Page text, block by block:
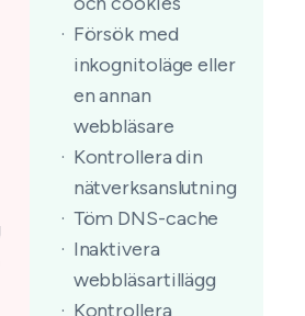
Försök med
inkognitoläge eller
en annan
webbläsare
Kontrollera din
nätverksanslutning
Töm DNS-cache
Inaktivera
webbläsartillägg
Kontrollera